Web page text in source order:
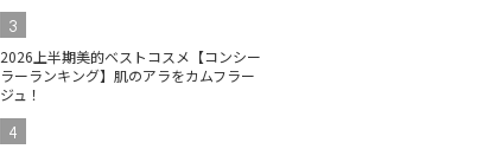
3
2026上半期美的ベストコスメ【コンシー
ラーランキング】肌のアラをカムフラー
ジュ！
4